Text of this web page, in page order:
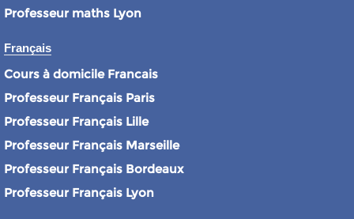
Professeur maths Lyon
Français
Cours à domicile Francais
Professeur Français Paris
Professeur Français Lille
Professeur Français Marseille
Professeur Français Bordeaux
Professeur Français Lyon